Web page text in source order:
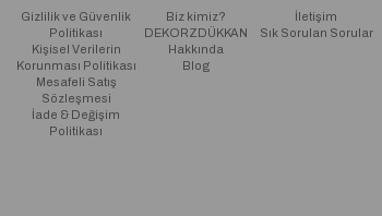
Gizlilik ve Güvenlik
Politikası
Kişisel Verilerin
Korunması Politikası
Mesafeli Satış
Sözleşmesi
İade & Değişim
Politikası
Biz kimiz?
DEKORZDÜKKAN
Hakkında
Blog
İletişim
Sık Sorulan Sorular